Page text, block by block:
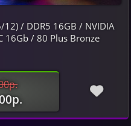
/ DDR5 16GB / NVIDIA
16Gb / 80 Plus Bronze